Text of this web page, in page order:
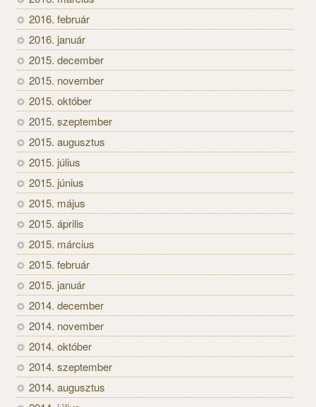
2016. február
2016. január
2015. december
2015. november
2015. október
2015. szeptember
2015. augusztus
2015. július
2015. június
2015. május
2015. április
2015. március
2015. február
2015. január
2014. december
2014. november
2014. október
2014. szeptember
2014. augusztus